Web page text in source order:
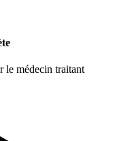
le médecin traitant